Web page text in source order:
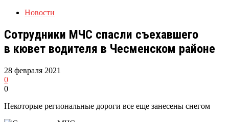
Новости
Сотрудники МЧС спасли съехавшего
в кювет водителя в Чесменском районе
28 февраля 2021
0
0
Некоторые региональные дороги все еще занесены снегом